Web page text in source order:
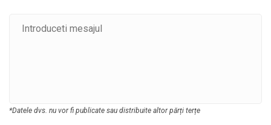
*Datele dvs. nu vor fi publicate sau distribuite altor părți terțe